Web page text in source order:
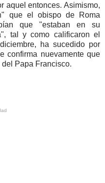
aquel entonces. Asimismo,
que el obispo de Roma
que "estaban en su
tal y como calificaron el
ha sucedido por
confirma nuevamente que
Papa Francisco.